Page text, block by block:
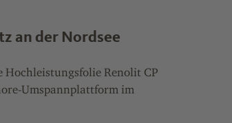
an der Nordsee
Renolit CP
Umspannplattform im